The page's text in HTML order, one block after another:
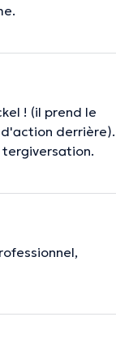
! (il prend le
derrière).